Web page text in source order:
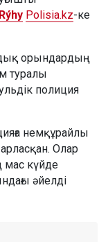
Polisia.kz-ке
орындардың
туралы
полиция
немқұрайлы
Олар
мас күйде
әйелді